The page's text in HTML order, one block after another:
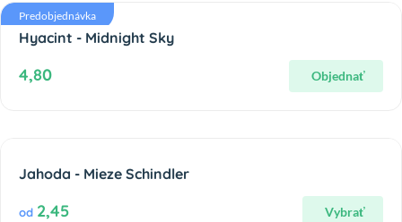
Predobjednávka
Hyacint - Midnight Sky
4,80 Objednať
Jahoda - Mieze Schindler
od 2,45 Vybrať